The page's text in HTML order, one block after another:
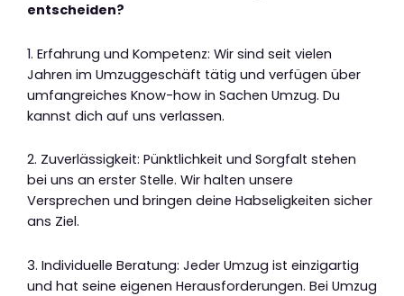
entscheiden?
1. Erfahrung und Kompetenz: Wir sind seit vielen
Jahren im Umzuggeschäft tätig und verfügen über
umfangreiches Know-how in Sachen Umzug. Du
kannst dich auf uns verlassen.
2. Zuverlässigkeit: Pünktlichkeit und Sorgfalt stehen
bei uns an erster Stelle. Wir halten unsere
Versprechen und bringen deine Habseligkeiten sicher
ans Ziel.
3. Individuelle Beratung: Jeder Umzug ist einzigartig
und hat seine eigenen Herausforderungen. Bei Umzug